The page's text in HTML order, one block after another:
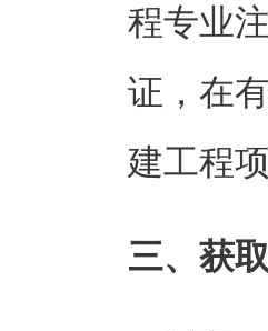
程专业
证，在
建工程
三、获